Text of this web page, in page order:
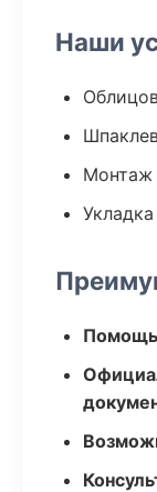
Наши
Монтаж
Помощь